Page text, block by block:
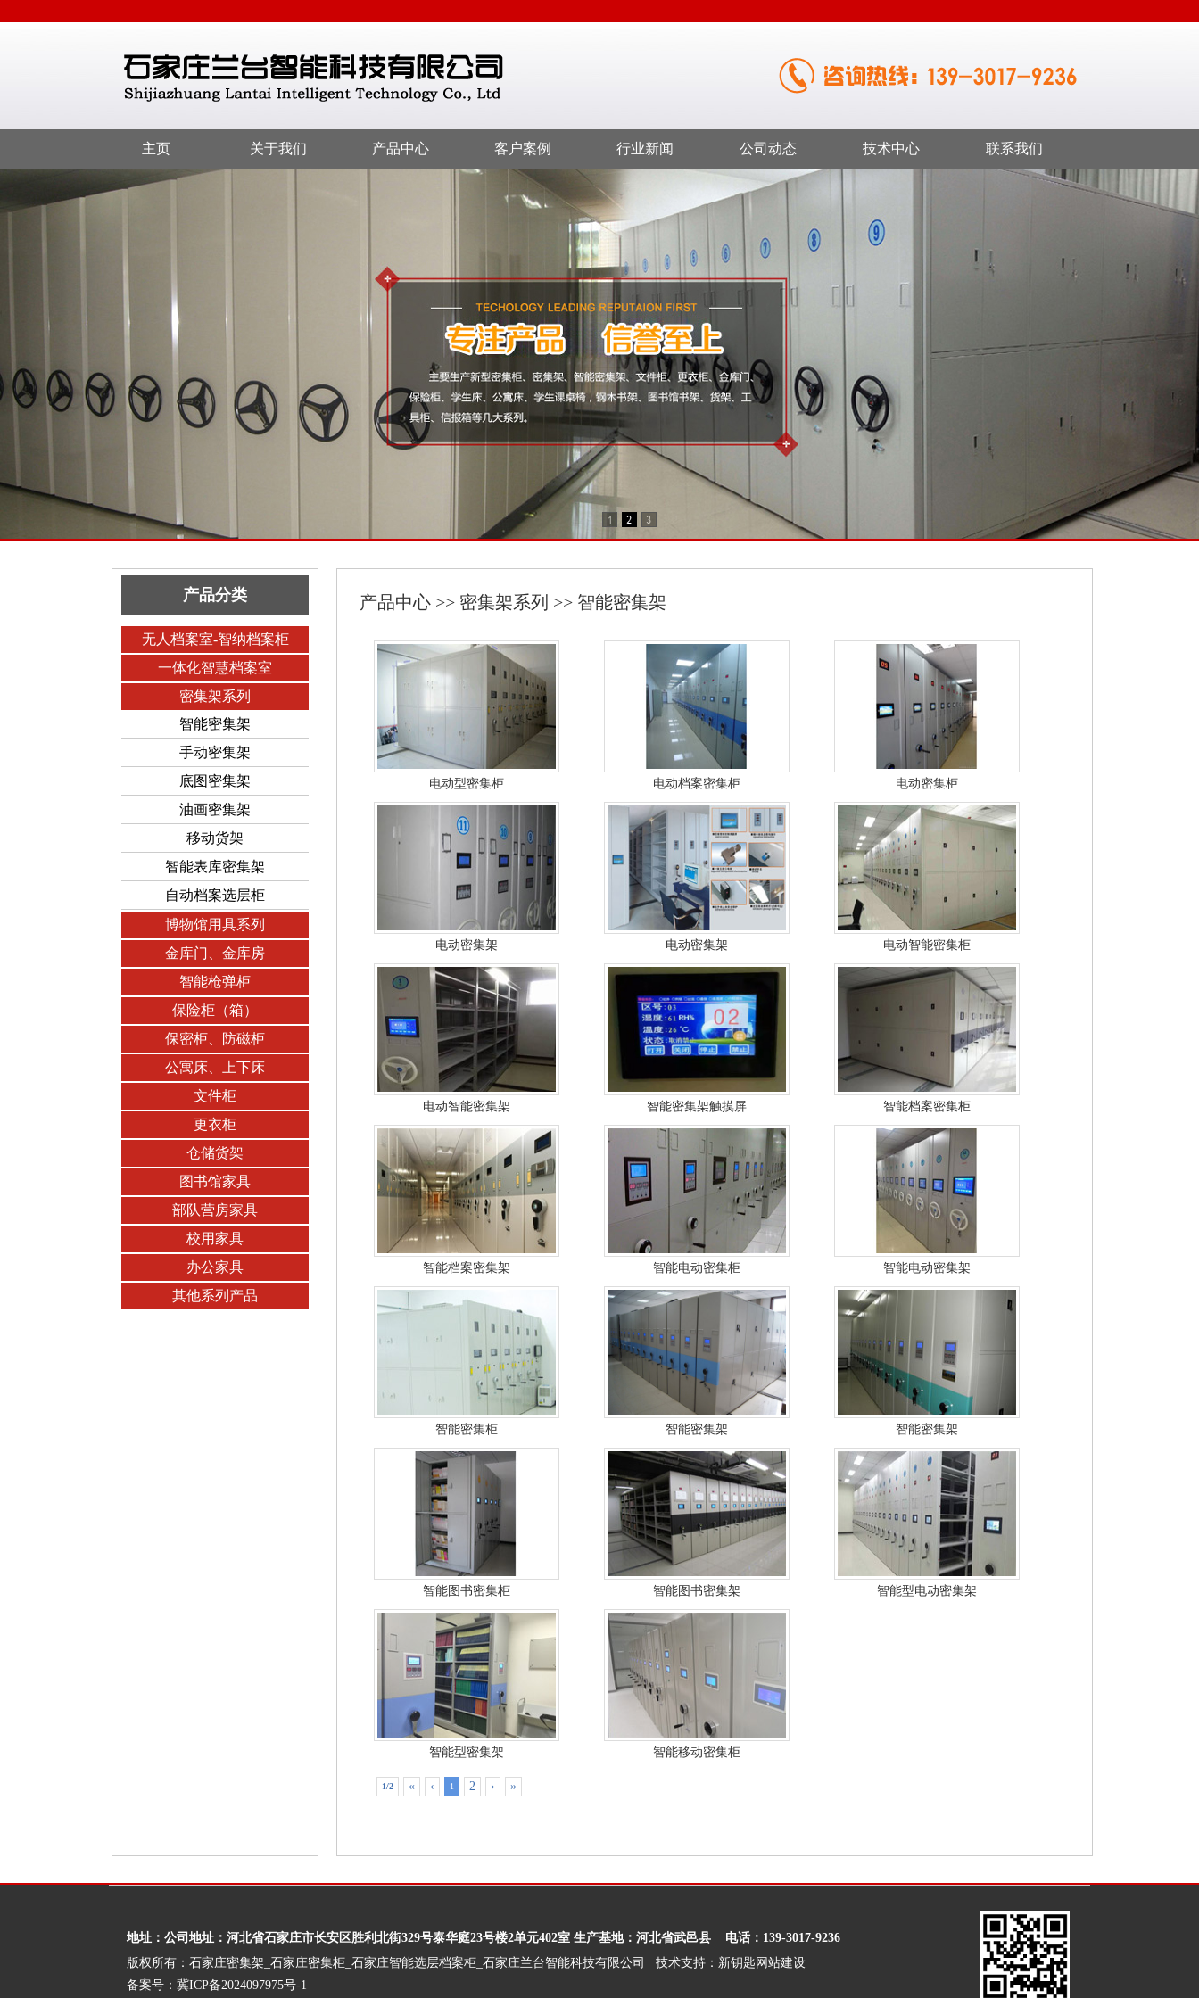
主页 关于我们 产品中心 客户案例 行业新闻 公司动态 技术中心 联系我们
产品分类
无人档案室-智纳档案柜
一体化智慧档案室
密集架系列
智能密集架
手动密集架
底图密集架
油画密集架
移动货架
智能表库密集架
自动档案选层柜
博物馆用具系列
金库门、金库房
智能枪弹柜
保险柜（箱）
保密柜、防磁柜
公寓床、上下床
文件柜
更衣柜
仓储货架
图书馆家具
部队营房家具
校用家具
办公家具
其他系列产品
产品中心 >> 密集架系列 >> 智能密集架
电动型密集柜 电动档案密集柜 电动密集柜
电动密集架 电动密集架 电动智能密集柜
电动智能密集架 智能密集架触摸屏 智能档案密集柜
智能档案密集架 智能电动密集柜 智能电动密集架
智能密集柜 智能密集架 智能密集架
智能图书密集柜 智能图书密集架 智能型电动密集架
智能型密集架 智能移动密集柜
1/2 « ‹ 1 2 › »
地址：公司地址：河北省石家庄市长安区胜利北街329号泰华庭23号楼2单元402室 生产基地：河北省武邑县
电话：139-3017-9236
版权所有：石家庄密集架_石家庄密集柜_石家庄智能选层档案柜_石家庄兰台智能科技有限公司 技术支持： 新钥匙网站建设
备案号： 冀ICP备2024097975号-1